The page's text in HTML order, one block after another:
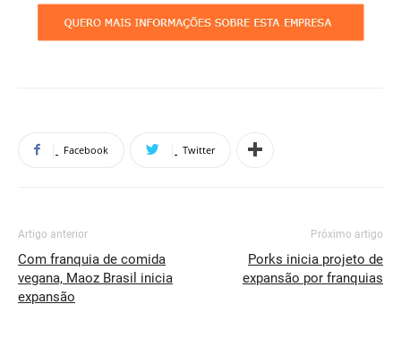
Facebook Twitter
Artigo anterior
Com franquia de comida
vegana, Maoz Brasil inicia
expansão
Próximo artigo
Porks inicia projeto de
expansão por franquias